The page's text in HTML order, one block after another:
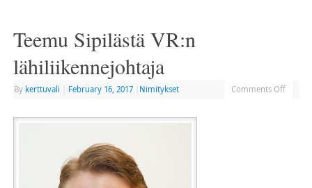
Teemu Sipilästä VR:n
lähiliikennejohtaja
By kerttuvali February 16, 2017 Nimitykset Comments Off